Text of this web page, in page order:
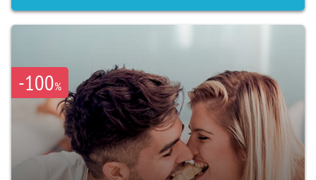
-100%